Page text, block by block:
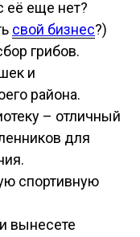
её еще нет?
свой бизнес?)
грибов.
и
района.
– отличный
для
спортивную
вынесете